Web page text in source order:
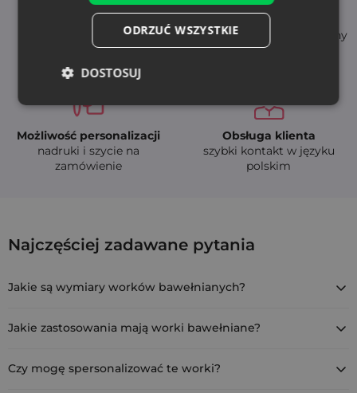
Natychmiastowa
szybka dostawa (24-48h)
Wysoka jakość
- trwałe i bezpieczne tkaniny
Możliwość personalizacji
nadruki i szycie na
zamówienie
Obsługa klienta
szybki kontakt w języku
polskim
3 szt. Worki z bawełny 22 x 30 cm -
Najczęściej zadawane pytania
Jakie są wymiary worków bawełnianych?
Jakie zastosowania mają worki bawełniane?
takich jak pieczywo czy grzyby, a także jako eleganckie
Czy mogę spersonalizować te worki?
ODRZUĆ WSZYSTKIE
DOSTOSUJ